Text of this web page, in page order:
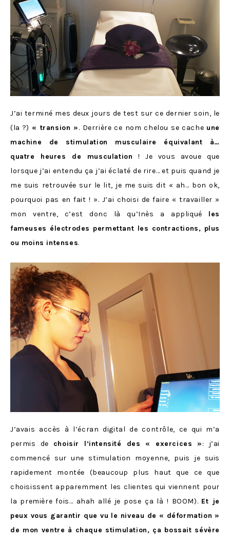
J’ai terminé mes deux jours de test sur ce dernier soin, le
(la ?) « transion ». Derrière ce nom chelou se cache une
machine de stimulation musculaire équivalant à…
quatre heures de musculation ! Je vous avoue que
lorsque j’ai entendu ça j’ai éclaté de rire… et puis quand je
me suis retrouvée sur le lit, je me suis dit « ah… bon ok,
pourquoi pas en fait ! ». J’ai choisi de faire « travailler »
mon ventre, c’est donc là qu’Inès a appliqué les
fameuses électrodes permettant les contractions, plus
ou moins intenses.
J’avais accès à l’écran digital de contrôle, ce qui m’a
permis de choisir l’intensité des « exercices »: j’ai
commencé sur une stimulation moyenne, puis je suis
rapidement montée (beaucoup plus haut que ce que
choisissent apparemment les clientes qui viennent pour
la première fois… ahah allé je pose ça là ! BOOM). Et je
peux vous garantir que vu le niveau de « déformation »
de mon ventre à chaque stimulation, ça bossait sévère